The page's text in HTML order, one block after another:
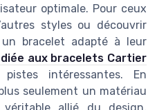
optimale. Pour ceux
styles ou découvrir
bracelet adapté à leur
aux bracelets Cartier
intéressantes. En
seulement un matériau